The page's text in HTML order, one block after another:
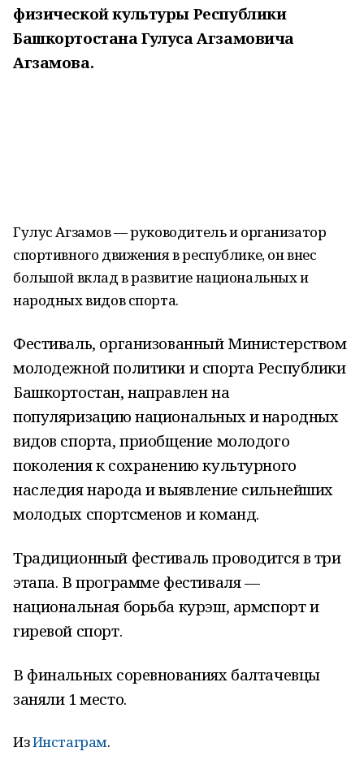
физической культуры Республики
Башкортостана Гулуса Агзамовича
Агзамова.
Гулус Агзамов — руководитель и организатор
спортивного движения в республике, он внес
большой вклад в развитие национальных и
народных видов спорта.
Фестиваль, организованный Министерством
молодежной политики и спорта Республики
Башкортостан, направлен на
популяризацию национальных и народных
видов спорта, приобщение молодого
поколения к сохранению культурного
наследия народа и выявление сильнейших
молодых спортсменов и команд.
Традиционный фестиваль проводится в три
этапа. В программе фестиваля —
национальная борьба курэш, армспорт и
гиревой спорт.
В финальных соревнованиях балтачевцы
заняли 1 место.
ИзИнстаграм.